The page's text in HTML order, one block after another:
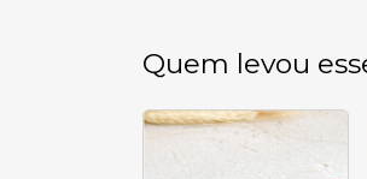
Quem levou